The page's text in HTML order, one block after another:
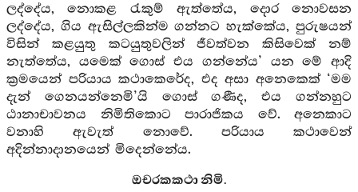
ලද්දේය, නොකළ රැකුම් ඇත්තේය, දොර නොවසන
ලද්දේය, ගිය ඇසිල්ලකින්ම ගන්නට හැක්කේය, පුරුෂයන්
විසින් කළයුතු කටයුතුවලින් ජීවත්වන කිසිවෙක් නම්
නැත්තේය, යමෙක් ගොස් එය ගන්නේය’ යන මේ ආදි
ක්‍රමයෙන් පරියාය කථාකෙරේද, එද අසා අනෙකෙක් ‘මම
දැන් ගෙනයන්නෙමි’යි ගොස් ගණීද, එය ගන්නහුට
ඨානාචාවනය නිමිතිකොට පාරාජිකය වේ. අනෙකාට
වනාහි ඇවැත් නොවේ. පරියාය කථාවෙන්
අදින්නාදානයෙන් මිදෙන්නේය.
ඔචරකකථා නිමි.